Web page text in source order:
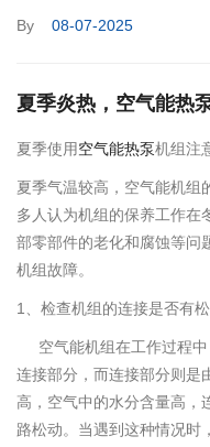
By 08-07-2025
夏季炎热，空气能热
夏季使用空气能热泵机组注
夏季气温较高，空气能机组
多人认为机组的保养工作在
部零部件的老化和腐蚀等问
机组故障。
1、检查机组的连接是否有
空气能机组在工作过程中
连接部分，而连接部分则是
高，空气中的水分含量高，
路松动。当遇到这种情况时